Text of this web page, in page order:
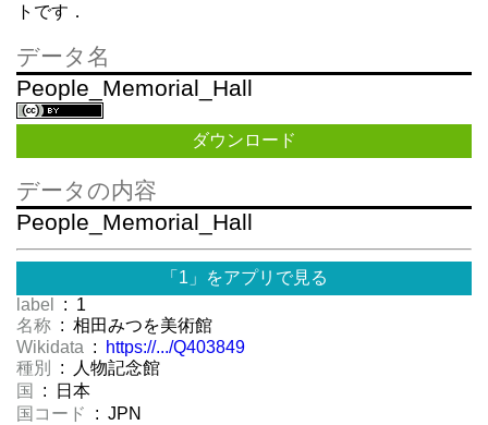
トです．
データ名
People_Memorial_Hall
ダウンロード
データの内容
People_Memorial_Hall
「1」をアプリで見る
label
: 1
名称 : 相田みつを美術館
Wikidata :
https://.../Q403849
種別
: 人物記念館
国
: 日本
国コード
: JPN